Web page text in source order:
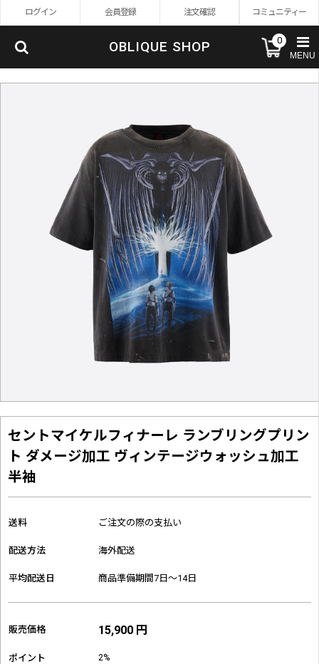
ログイン 会員登録 注文確認 コミュニティー
OBLIQUE SHOP 0
MENU
セントマイケルフィナーレ ランブリングプリン
ト ダメージ加工 ヴィンテージウォッシュ加工
半袖
送料 ご注文の際の支払い
配送方法 海外配送
平均配送日 商品準備期間7日～14日
販売価格 15,900 円
ポイント 2%